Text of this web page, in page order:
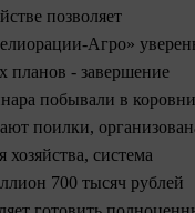
позволяет
Агро»
планов - завершение
побывали в
поилки,
система
700 тысяч рублей